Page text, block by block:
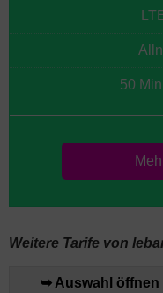
50
Weitere Tarife von
➥ Auswahl öffnen